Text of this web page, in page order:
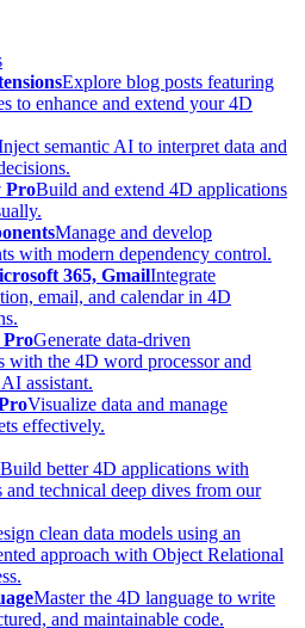
Explore blog posts featuring
to enhance and extend your 4D
semantic AI to interpret data and
ProBuild and extend 4D applications
Manage and develop
with modern dependency control.
365, GmailIntegrate
email, and calendar in 4D
Generate data-driven
with the 4D word processor and
assistant.
Visualize data and manage
effectively.
Build better 4D applications with
and technical deep dives from our
clean data models using an
approach with Object Relational
Master the 4D language to write
and maintainable code.